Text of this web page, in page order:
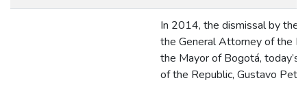
In 2014, the dismissal by the
the General Attorney of the
the Mayor of Bogotá, today’s
of the Republic, Gustavo